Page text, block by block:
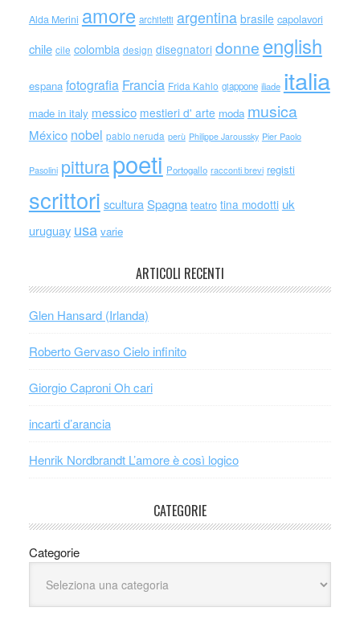
Alda Merini amore architetti argentina brasile capolavori
chile cile colombia design disegnatori donne english
espana fotografia Francia Frida Kahlo giappone iliade italia
made in italy messico mestieri d' arte moda musica
México nobel pablo neruda perù Philippe Jaroussky Pier Paolo
Pasolini pitturapoeti Portogallo racconti brevi registi
scrittori scultura Spagna teatro tina modotti uk
uruguay usa varie
ARTICOLI RECENTI
Glen Hansard (Irlanda)
Roberto Gervaso Cielo infinito
Giorgio Caproni Oh cari
incarti d’arancia
Henrik Nordbrandt L’amore è così logico
CATEGORIE
Categorie